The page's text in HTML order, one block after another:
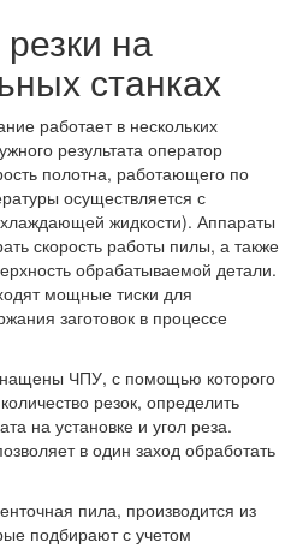
на
станках
работает в нескольких
результата оператор
полотна, работающего по
осуществляется с
жидкости). Аппараты
скорость работы пилы, а также
обрабатываемой детали.
мощные тиски для
заготовок в процессе
ЧПУ, с помощью которого
резок, определить
на установке и угол реза.
в один заход обработать
пила, производится из
подбирают с учетом